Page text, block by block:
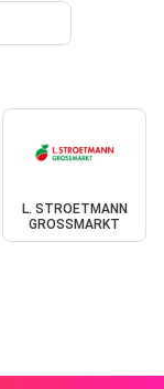
L. STROETMANN
GROSSMARKT